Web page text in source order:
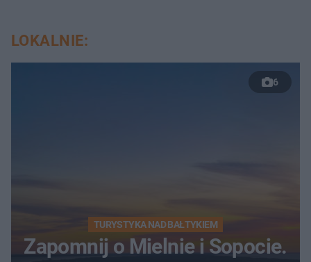
LOKALNIE:
6
TURYSTYKA NAD BAŁTYKIEM
Zapomnij o Mielnie i Sopocie.